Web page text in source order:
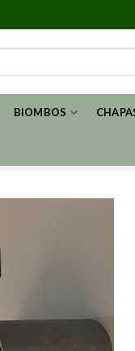
BIOMBOS